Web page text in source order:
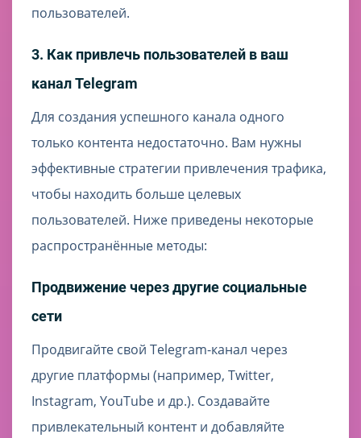
пользователей.
3. Как привлечь пользователей в ваш
канал Telegram
Для создания успешного канала одного
только контента недостаточно. Вам нужны
эффективные стратегии привлечения трафика,
чтобы находить больше целевых
пользователей. Ниже приведены некоторые
распространённые методы:
Продвижение через другие социальные
сети
Продвигайте свой Telegram-канал через
другие платформы (например, Twitter,
Instagram, YouTube и др.). Создавайте
привлекательный контент и добавляйте